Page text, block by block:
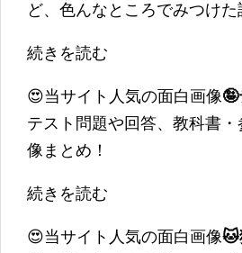
ど、色んなところでみつけ
続きを読む
😍当サイト人気の面白画像
テスト問題や回答、教科書
像まとめ！
続きを読む
😍当サイト人気の面白画像🐱